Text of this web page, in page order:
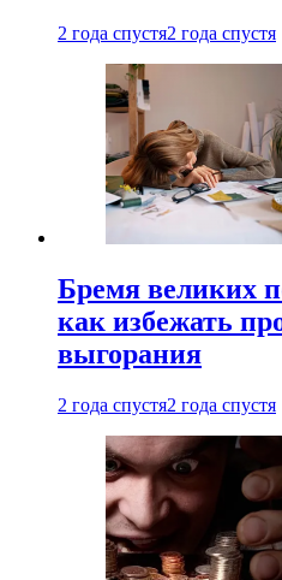
2 года спустя2 года спустя
Бремя великих
как избежать
выгорания
2 года спустя2 года спустя